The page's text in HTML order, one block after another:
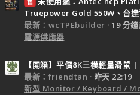
Truepower Gold 550W、台達
最新：wcTPEbuilder
19 分
電源供應器
【開箱】平價8K三模輕量滑鼠 |
最新：friendtan
昨天 22:19
新型 Monitor / Keyboard /